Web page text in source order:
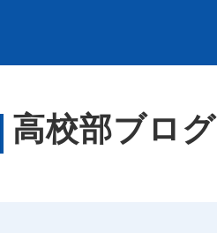
高校部ブログ